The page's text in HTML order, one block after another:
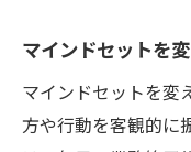
有実践
成長を促
日々の管理習
マインドセットを
マインドセットを変
方や行動を客観的に